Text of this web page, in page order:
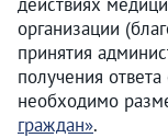
организации
принятия
получения
необходимо
граждан».